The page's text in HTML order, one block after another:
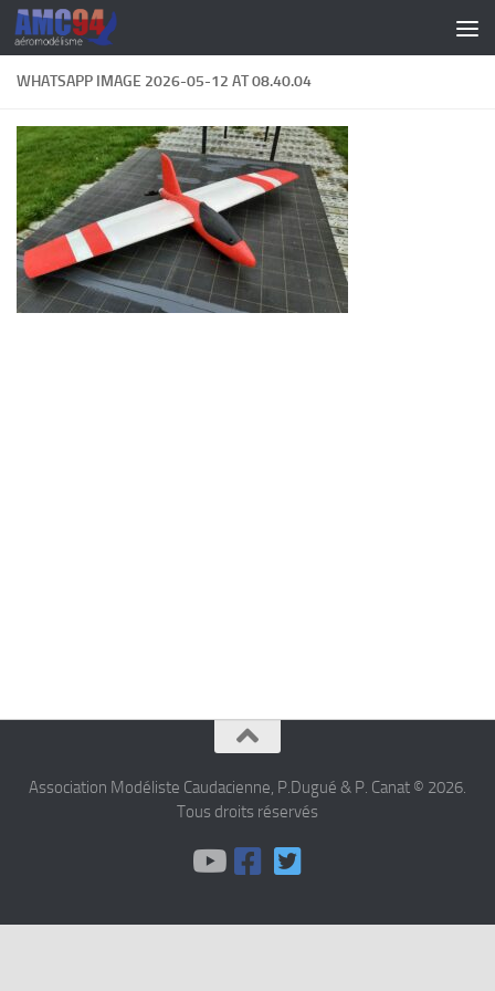
Skip to content
WHATSAPP IMAGE 2026-05-12 AT 08.40.04
Association Modéliste Caudacienne, P.Dugué & P. Canat © 2026.
Tous droits réservés